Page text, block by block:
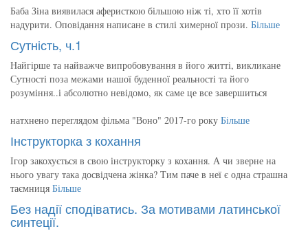
Баба Зіна виявилася аферисткою більшою ніж ті, хто її хотів
надурити. Оповідання написане в стилі химерної прози. Більше
Сутність, ч.1
Найгірше та найважче випробовування в його житті, викликане
Сутності поза межами нашої буденної реальності та його
розуміння..і абсолютно невідомо, як саме це все завершиться
натхнено переглядом фільма "Воно" 2017-го року Більше
Інструкторка з кохання
Ігор закохується в свою інструкторку з кохання. А чи зверне на
нього увагу така досвідчена жінка? Тим паче в неї є одна страшна
таємниця Більше
Без надії сподіватись. За мотивами латинської
синтеції.